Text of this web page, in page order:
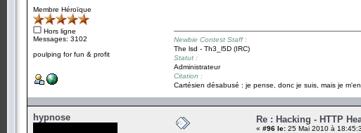
Membre Héroïque
Hors ligne
Messages: 3102
poulping for fun & profit
Newbie Contest Staff :
The lsd - Th3_l5D (IRC)
Statut :
Administrateur
Citation :
Cartésien désabusé : je pense, donc je suis, mais je
hypnose Re : Hacking - HTTP
« #96 le: 25 Mai 2010 à